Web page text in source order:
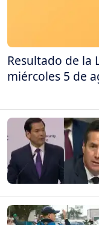
Resultado de la
miércoles 5 de